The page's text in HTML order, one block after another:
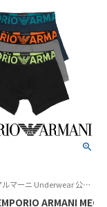
ストレッチ テリー
エンポリオ アルマーニ Underwear 公式オンラインショップ
ARMANI